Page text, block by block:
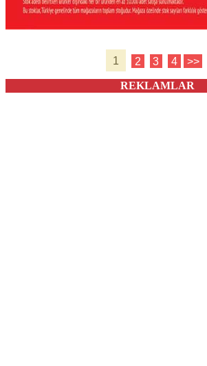
1 2 3 4 >>
REKLAMLAR